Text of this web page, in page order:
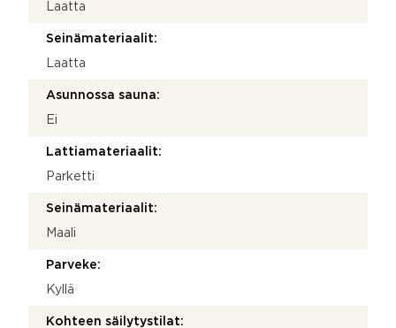
Laatta
Seinämateriaalit:
Laatta
Asunnossa sauna:
Ei
Lattiamateriaalit:
Parketti
Seinämateriaalit:
Maali
Parveke:
Kyllä
Kohteen säilytystilat: